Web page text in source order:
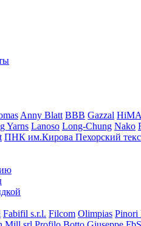
Anny Blatt BBB Gazzal
Yarns Lanoso Long-Chung Nako
ПНК им.Кирова Пехорский
Fabifil s.r.l. Filcom Olimpias Pinori